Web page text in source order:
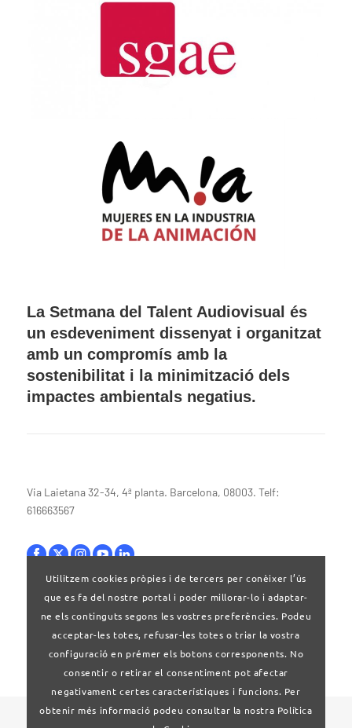
La Setmana del Talent Audiovisual és
un esdeveniment dissenyat i organitzat
amb un compromís amb la
sostenibilitat i la minimització dels
impactes ambientals negatius.
Via Laietana 32-34, 4ª planta. Barcelona, 08003. Telf:
616663567
Bases legals
Utilitzem cookies pròpies i de tercers per conèixer l’ús
que es fa del nostre portal i poder millorar-lo i adaptar-
ne els continguts segons les vostres preferències. Podeu
acceptar-les totes, refusar-les totes o triar la vostra
configuració en prémer els botons corresponents. No
consentir o retirar el consentiment pot afectar
negativament certes característiques i funcions. Per
obtenir més informació podeu consultar la nostra Política